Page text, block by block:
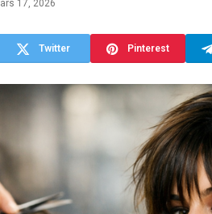
17, 2026
Twitter Pinterest